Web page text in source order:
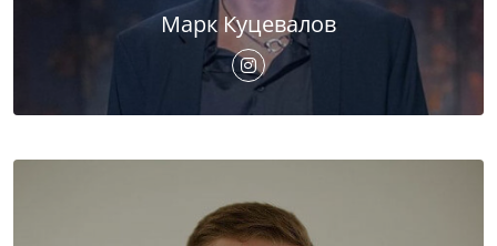
Марк Куцевалов